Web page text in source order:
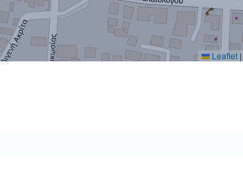
Leaflet |